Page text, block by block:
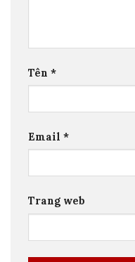
Tên *
Email *
Trang web